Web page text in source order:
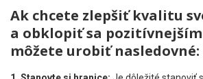
Ak chcete zlepšiť kvalitu
a obklopiť sa
môžete urobiť nasledovné: